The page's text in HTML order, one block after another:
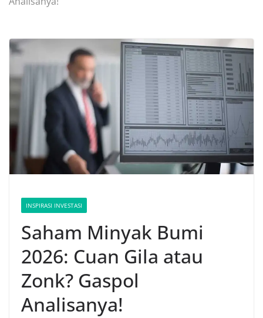
INSPIRASI INVESTASI
Saham Minyak Bumi
2026: Cuan Gila atau
Zonk? Gaspol
Analisanya!